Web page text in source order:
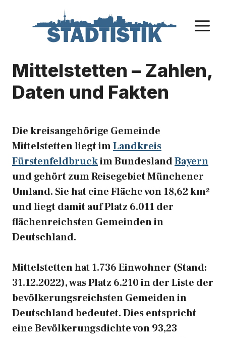
Mittelstetten – Zahlen,
Daten und Fakten
Die kreisangehörige Gemeinde
Mittelstetten liegt imLandkreis
Fürstenfeldbruckim BundeslandBayern
und gehört zum Reisegebiet Münchener
Umland. Sie hat eine Fläche von 18,62 km²
und liegt damit auf Platz 6.011 der
flächenreichsten Gemeinden in
Deutschland.
Mittelstetten hat 1.736 Einwohner (Stand:
31.12.2022), was Platz 6.210 in der Liste der
bevölkerungsreichsten Gemeiden in
Deutschland bedeutet. Dies entspricht
eine Bevölkerungsdichte von 93,23